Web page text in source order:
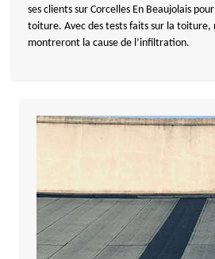
ses clients sur Corcelles En Beaujolais
toiture. Avec des tests faits sur la toiture,
montreront la cause de l’infiltration.